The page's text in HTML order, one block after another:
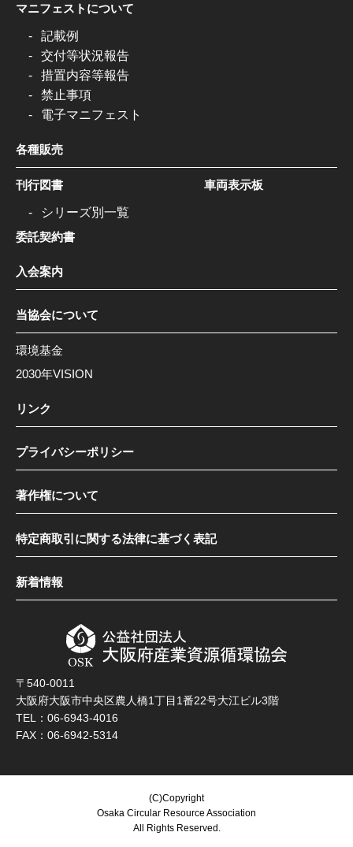
マニフェストについて
記載例
交付等状況報告
措置内容等報告
禁止事項
電子マニフェスト
各種販売
刊行図書
シリーズ別一覧
委託契約書
車両表示板
入会案内
当協会について
環境基金
2030年VISION
リンク
プライバシーポリシー
著作権について
特定商取引に関する法律に基づく表記
新着情報
〒540-0011
大阪府大阪市中央区農人橋1丁目1番22号大江ビル3階
TEL：06-6943-4016
FAX：06-6942-5314
(C)Copyright
Osaka Circular Resource Association
All Rights Reserved.